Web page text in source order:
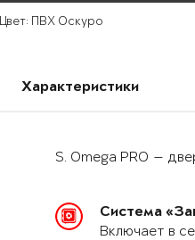
Цвет: ПВХ Оскуро
Характеристики
S. Omega PRO —
Система
Включает в